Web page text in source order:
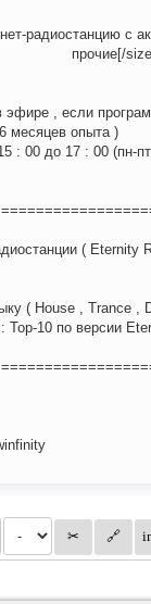
радиостанцию с
прочие[/
эфире , если
месяцев опыта )
: 00 до 17 : 00 (пн-
( Eternity
( House , Trance ,
Top-10 по версии